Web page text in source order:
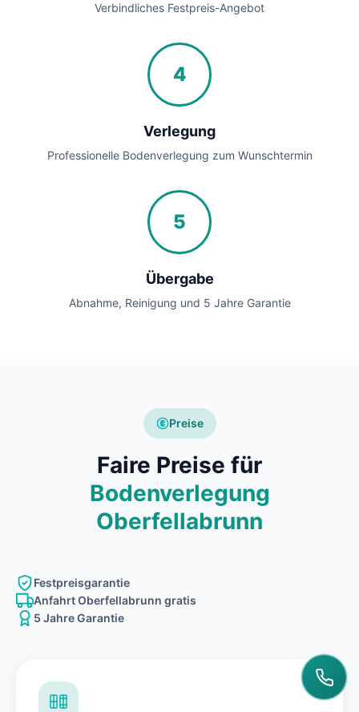
Verbindliches Festpreis-Angebot
4
Verlegung
Professionelle Bodenverlegung zum Wunschtermin
5
Übergabe
Abnahme, Reinigung und 5 Jahre Garantie
Preise
Faire Preise für
Bodenverlegung
Oberfellabrunn
Festpreisgarantie
Anfahrt Oberfellabrunn gratis
5 Jahre Garantie